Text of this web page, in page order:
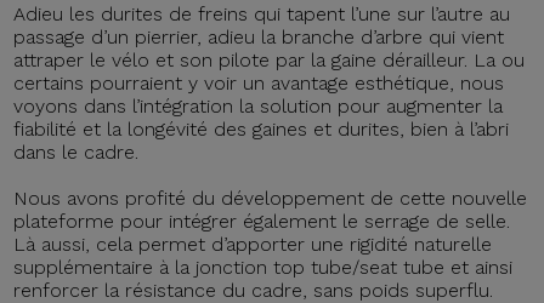
Adieu les durites de freins qui tapent l’une sur l’autre au
passage d’un pierrier, adieu la branche d’arbre qui vient
attraper le vélo et son pilote par la gaine dérailleur. La ou
certains pourraient y voir un avantage esthétique, nous
voyons dans l’intégration la solution pour augmenter la
fiabilité et la longévité des gaines et durites, bien à l’abri
dans le cadre.
Nous avons profité du développement de cette nouvelle
plateforme pour intégrer également le serrage de selle.
Là aussi, cela permet d’apporter une rigidité naturelle
supplémentaire à la jonction top tube/seat tube et ainsi
renforcer la résistance du cadre, sans poids superflu.